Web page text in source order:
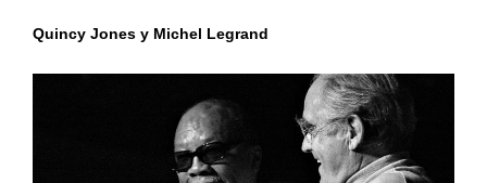
Quincy Jones y Michel Legrand